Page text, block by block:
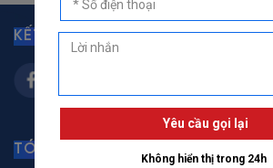
KẾT NỐI VỚI GIẤY DÁN TƯỜNG
TÓM TẮT BẰNG AI